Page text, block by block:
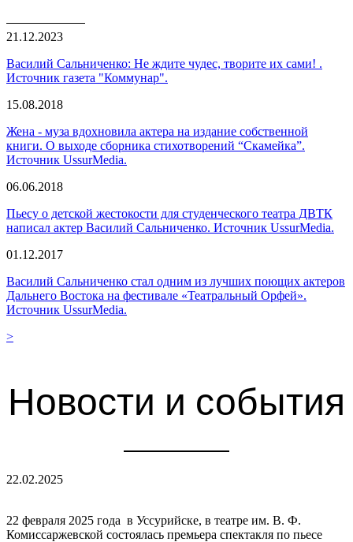
21.12.2023
Василий Сальниченко: Не ждите чудес, творите их сами! .
Источник газета "Коммунар".
15.08.2018
Жена - муза вдохновила актера на издание собственной
книги. О выходе сборника стихотворений “Скамейка”.
Источник UssurMedia.
06.06.2018
Пьесу о детской жестокости для студенческого театра ДВТК
написал актер Василий Сальниченко. Источник UssurMedia.
01.12.2017
Василий Сальниченко стал одним из лучших поющих актеров
Дальнего Востока на фестивале «Театральный Орфей».
Источник UssurMedia.
>
Новости и события
22.02.2025
22 февраля 2025 года в Уссурийске, в театре им. В. Ф.
Комиссаржевской состоялась премьера спектакля по пьесе